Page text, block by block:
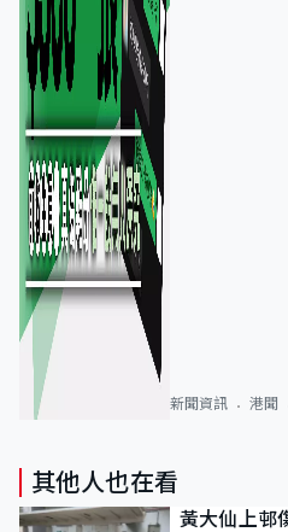
新聞資訊 港聞
其他人也在看
黃大仙上邨